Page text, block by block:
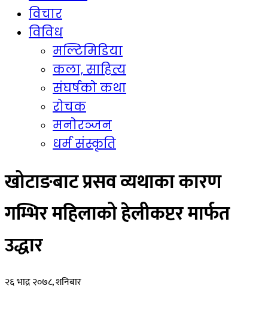
विचार
विविध
मल्टिमिडिया
कला, साहित्य
संघर्षको कथा
रोचक
मनोरञ्जन
धर्म संस्कृति
खोटाङबाट प्रसव व्यथाका कारण
गम्भिर महिलाको हेलीकप्टर मार्फत
उद्धार
२६ भाद्र २०७८, शनिबार